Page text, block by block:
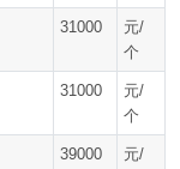
31000
元/
个
31000
元/
个
39000
元/